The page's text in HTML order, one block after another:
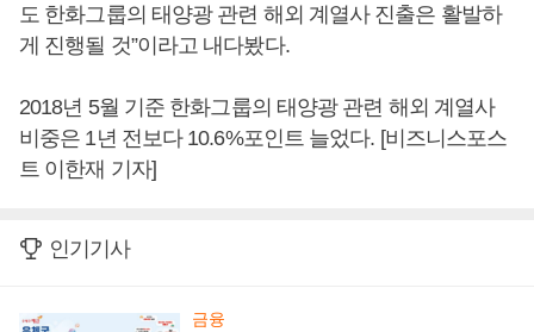
도 한화그룹의 태양광 관련 해외 계열사 진출은 활발하
게 진행될 것”이라고 내다봤다.
2018년 5월 기준 한화그룹의 태양광 관련 해외 계열사
비중은 1년 전보다 10.6%포인트 늘었다. [비즈니스포스
트 이한재 기자]
인기기사
금융